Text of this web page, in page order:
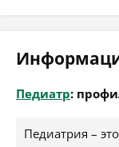
Педиатр:
Педиатрия –